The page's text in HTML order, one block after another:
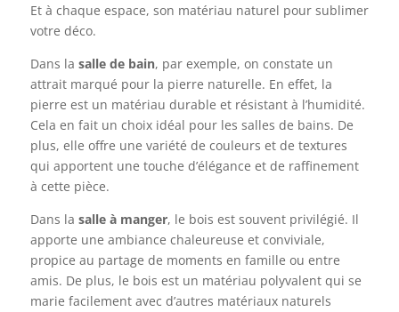
Et à chaque espace, son matériau naturel pour sublimer
votre déco.
Dans la salle de bain, par exemple, on constate un
attrait marqué pour la pierre naturelle. En effet, la
pierre est un matériau durable et résistant à l’humidité.
Cela en fait un choix idéal pour les salles de bains. De
plus, elle offre une variété de couleurs et de textures
qui apportent une touche d’élégance et de raffinement
à cette pièce.
Dans la salle à manger, le bois est souvent privilégié. Il
apporte une ambiance chaleureuse et conviviale,
propice au partage de moments en famille ou entre
amis. De plus, le bois est un matériau polyvalent qui se
marie facilement avec d’autres matériaux naturels